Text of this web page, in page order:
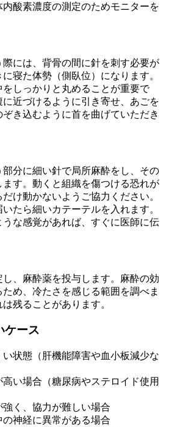
酸素濃度の測定のためモニターを
には、背骨の間に針を刺す必要が
寝た体勢（側臥位）になります。
をしっかりと丸めることが重要で
近づけるように引き寄せ、あごを
き込むように首を曲げていただき
分に細い針で局所麻酔をし、その
す。動くと組織を傷つける恐れが
け動かないようご協力ください。
たら細いカテーテルを入れます。
うな感覚があれば、すぐに医師に伝
し、麻酔薬を投与します。麻酔の効
め、冷たさを感じる範囲を調べま
残ることがあります。
ケース
状態（肝機能障害や血小板減少な
い場合（糖尿病やステロイド使用
く、協力が難しい場合
神経に異常がある場合